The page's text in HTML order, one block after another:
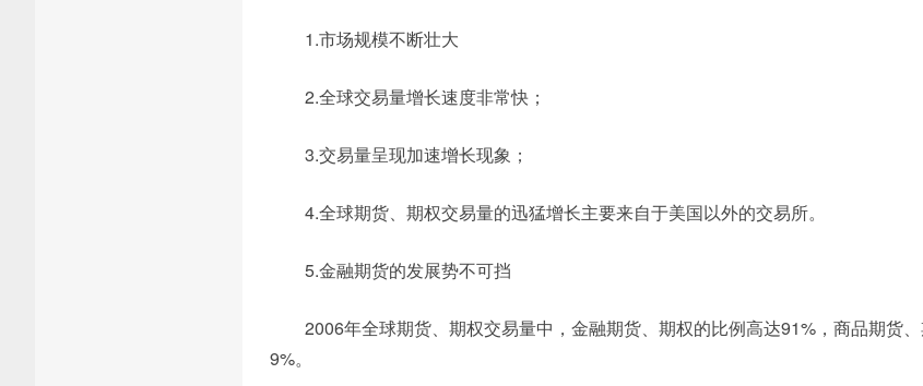
1.市场规模不断壮大
2.全球交易量增长速度非常快；
3.交易量呈现加速增长现象；
4.全球期货、期权交易量的迅猛增长主要来自于美国以外的交易所。
5.金融期货的发展势不可挡
2006年全球期货、期权交易量中，金融期货、期权的比例高达91%，商品期货
9%。